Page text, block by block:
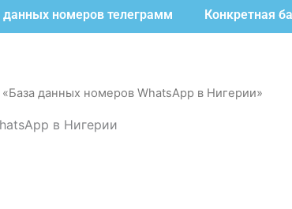
данных номеров телеграмм Конкретная
данных номеров WhatsApp в Нигерии»
в Нигерии